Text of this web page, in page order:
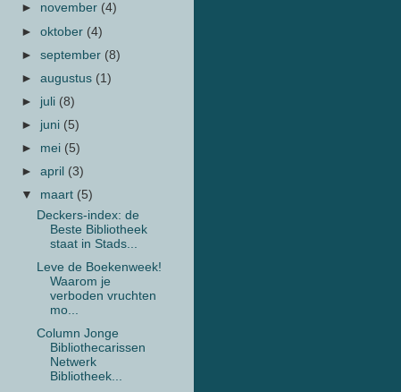
► november (4)
►oktober (4)
►september (8)
►augustus (1)
► juli (8)
► juni (5)
► mei (5)
►april (3)
▼ maart (5)
Deckers-index: de
Beste Bibliotheek
staat in Stads...
Leve de Boekenweek!
Waarom je
verboden vruchten
mo...
Column Jonge
Bibliothecarissen
Netwerk
Bibliotheek...